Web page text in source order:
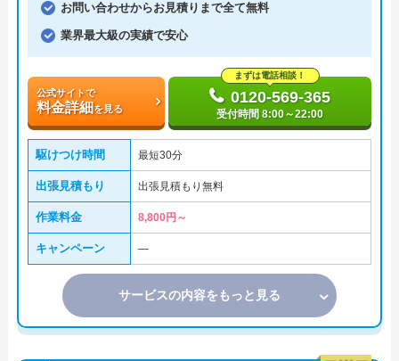
お問い合わせからお見積りまで全て無料
業界最大級の実績で安心
公式サイトで
料金詳細を見る
まずは電話相談！
0120-569-365
受付時間 8:00～22:00
駆けつけ時間 最短30分
出張見積もり 出張見積もり無料
作業料金 8,800円～
キャンペーン ―
サービスの内容をもっと見る